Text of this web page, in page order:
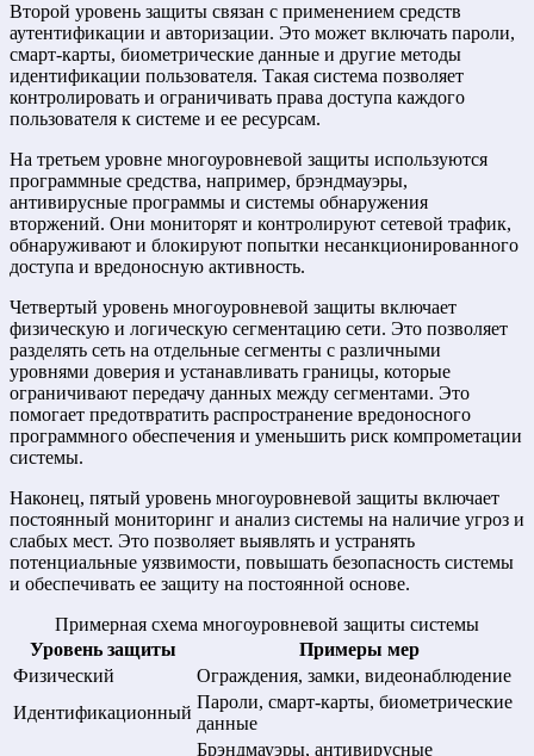
Второй уровень защиты связан с применением средств
аутентификации и авторизации. Это может включать пароли,
смарт-карты, биометрические данные и другие методы
идентификации пользователя. Такая система позволяет
контролировать и ограничивать права доступа каждого
пользователя к системе и ее ресурсам.
На третьем уровне многоуровневой защиты используются
программные средства, например, брэндмауэры,
антивирусные программы и системы обнаружения
вторжений. Они мониторят и контролируют сетевой трафик,
обнаруживают и блокируют попытки несанкционированного
доступа и вредоносную активность.
Четвертый уровень многоуровневой защиты включает
физическую и логическую сегментацию сети. Это позволяет
разделять сеть на отдельные сегменты с различными
уровнями доверия и устанавливать границы, которые
ограничивают передачу данных между сегментами. Это
помогает предотвратить распространение вредоносного
программного обеспечения и уменьшить риск компрометации
системы.
Наконец, пятый уровень многоуровневой защиты включает
постоянный мониторинг и анализ системы на наличие угроз и
слабых мест. Это позволяет выявлять и устранять
потенциальные уязвимости, повышать безопасность системы
и обеспечивать ее защиту на постоянной основе.
Примерная схема многоуровневой защиты системы
Уровень защиты
Примеры мер
Физический
Ограждения, замки, видеонаблюдение
Идентификационный
Пароли, смарт-карты, биометрические
данные
Брэндмауэры, антивирусные